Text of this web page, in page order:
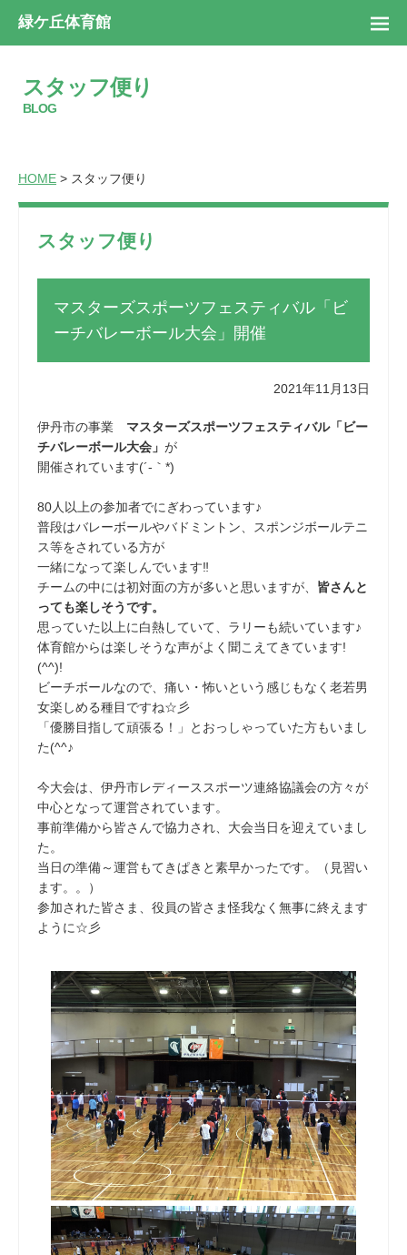
緑ケ丘体育館
スタッフ便り
BLOG
HOME > スタッフ便り
スタッフ便り
マスターズスポーツフェスティバル「ビ
ーチバレーボール大会」開催
2021年11月13日
伊丹市の事業 マスターズスポーツフェスティバル「ビー
チバレーボール大会」 が
開催されています(´-｀*)
80人以上の参加者でにぎわっています♪
普段はバレーボールやバドミントン、スポンジボールテニ
ス等をされている方が
一緒になって楽しんでいます‼
チームの中には初対面の方が多いと思いますが、 皆さんと
っても楽しそうです。
思っていた以上に白熱していて、ラリーも続いています♪
体育館からは楽しそうな声がよく聞こえてきています!
(^^)!
ビーチボールなので、痛い・怖いという感じもなく老若男
女楽しめる種目ですね☆彡
「優勝目指して頑張る！」とおっしゃっていた方もいまし
た(^^♪
今大会は、伊丹市レディーススポーツ連絡協議会の方々が
中心となって運営されています。
事前準備から皆さんで協力され、大会当日を迎えていまし
た。
当日の準備～運営もてきぱきと素早かったです。（見習い
ます。。）
参加された皆さま、役員の皆さま怪我なく無事に終えます
ように☆彡